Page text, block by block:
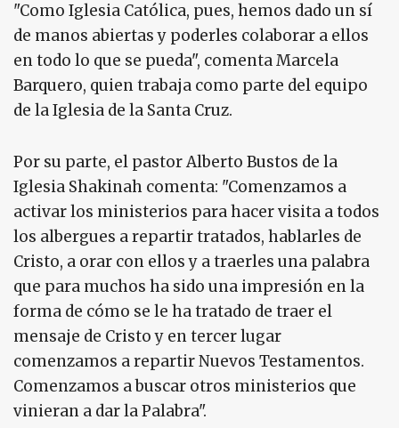
"Como Iglesia Católica, pues, hemos dado un sí
de manos abiertas y poderles colaborar a ellos
en todo lo que se pueda", comenta Marcela
Barquero, quien trabaja como parte del equipo
de la Iglesia de la Santa Cruz.
Por su parte, el pastor Alberto Bustos de la
Iglesia Shakinah comenta: "Comenzamos a
activar los ministerios para hacer visita a todos
los albergues a repartir tratados, hablarles de
Cristo, a orar con ellos y a traerles una palabra
que para muchos ha sido una impresión en la
forma de cómo se le ha tratado de traer el
mensaje de Cristo y en tercer lugar
comenzamos a repartir Nuevos Testamentos.
Comenzamos a buscar otros ministerios que
vinieran a dar la Palabra".